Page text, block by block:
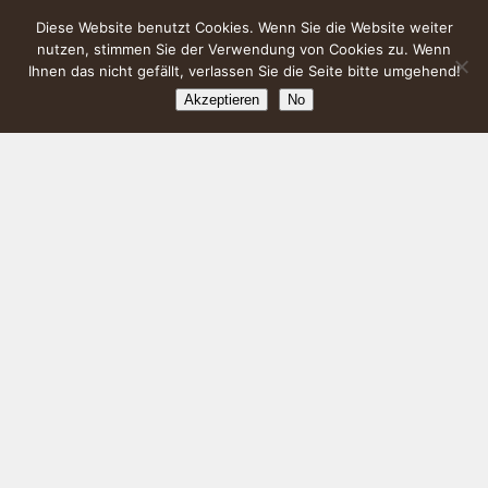
Diese Website benutzt Cookies. Wenn Sie die Website weiter
nutzen, stimmen Sie der Verwendung von Cookies zu. Wenn
Ihnen das nicht gefällt, verlassen Sie die Seite bitte umgehend!
Akzeptieren No